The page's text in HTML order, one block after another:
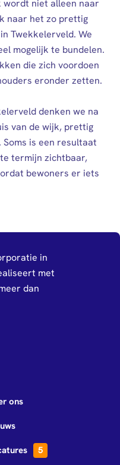
wordt niet alleen naar
naar het zo prettig
Twekkelerveld. We
mogelijk te bundelen.
die zich voordoen
eronder zetten.
denken we na
van de wijk, prettig
is een resultaat
termijn zichtbaar,
bewoners er iets
in
met
dan
ons
5